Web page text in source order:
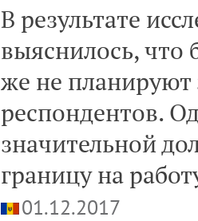
В результате
выяснилось, что
же не планируют
респондентов.
значительной
границу на
01.12.2017